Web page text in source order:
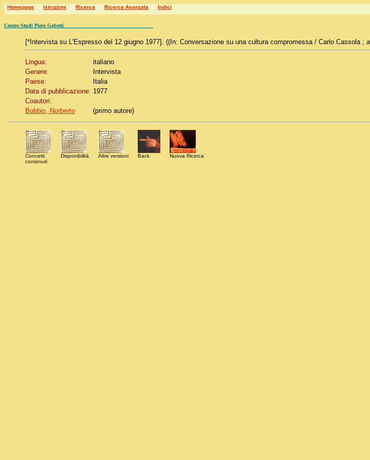
Homepage | Istruzioni | Ricerca | Ricerca Avanzata | Indici |
Centro Studi Piero Gobetti
[*Intervista su L'Espresso del 12 giugno 1977]. ((In: Conversazione su una cultura compromessa / Carlo Cassola ;
Lingua:
italiano
Genere:
Intervista
Paese:
Italia
Data di pubblicazione: 1977
Coautori:
Bobbio, Norberto
(primo autore)
Concetti
contenuti
Disponibilità Altre versioni Back Nuova Ricerca